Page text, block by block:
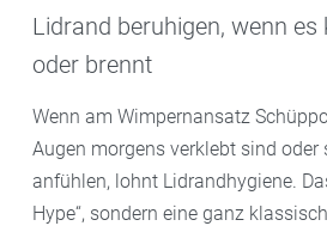
Lidrand beruhigen, wenn
oder brennt
Wenn am Wimpernansatz
Augen morgens verklebt sind oder
anfühlen, lohnt Lidrandhygiene.
Hype“, sondern eine ganz